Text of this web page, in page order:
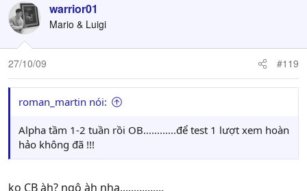
warrior01
Mario & Luigi
27/10/09 #119
roman_martin nói:
Alpha tầm 1-2 tuần rồi OB............để test 1 lượt xem hoàn
hảo không đã !!!
ko CB àh? ngộ àh nha................